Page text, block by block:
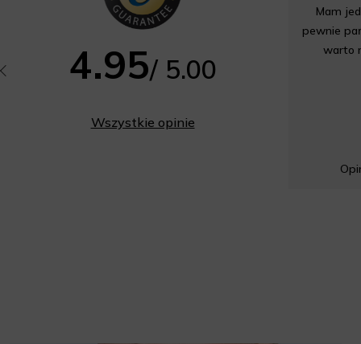
4.95/ 5.00
Wszystkie opinie
Mam
pewnie
warto